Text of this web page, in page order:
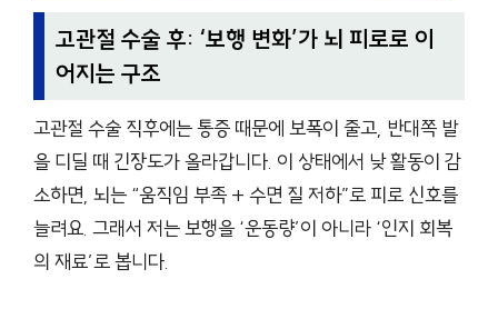
고관절 수술 후: ‘보행 변화’가 뇌 피로로 이
어지는 구조
고관절 수술 직후에는 통증 때문에 보폭이 줄고, 반대쪽 발
을 디딜 때 긴장도가 올라갑니다. 이 상태에서 낮 활동이 감
소하면, 뇌는 “움직임 부족 + 수면 질 저하”로 피로 신호를
늘려요. 그래서 저는 보행을 ‘운동량’이 아니라 ‘인지 회복
의 재료’로 봅니다.